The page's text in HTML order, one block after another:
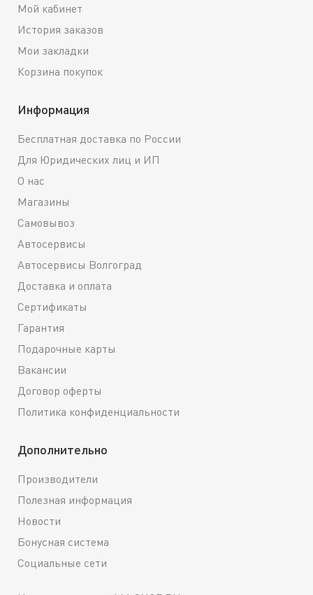
Мой кабинет
История заказов
Мои закладки
Корзина покупок
Информация
Бесплатная доставка по России
Для Юридических лиц и ИП
О нас
Магазины
Самовывоз
Автосервисы
Автосервисы Волгоград
Доставка и оплата
Сертификаты
Гарантия
Подарочные карты
Вакансии
Договор оферты
Политика конфиденциальности
Дополнительно
Производители
Полезная информация
Новости
Бонусная система
Социальные сети